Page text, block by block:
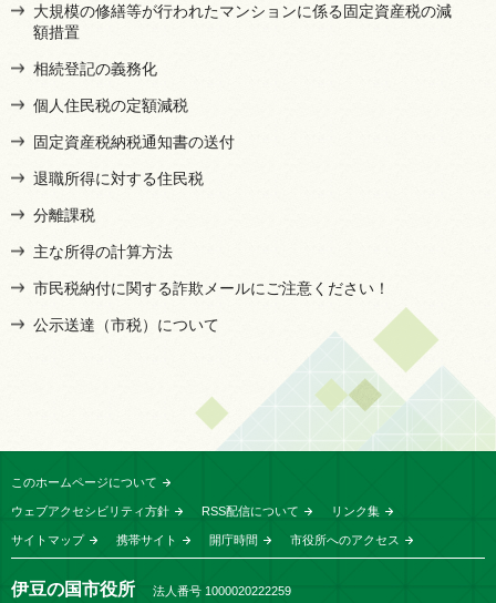
大規模の修繕等が行われたマンションに係る固定資産税の減
額措置
相続登記の義務化
個人住民税の定額減税
固定資産税納税通知書の送付
退職所得に対する住民税
分離課税
主な所得の計算方法
市民税納付に関する詐欺メールにご注意ください！
公示送達（市税）について
このホームページについて
ウェブアクセシビリティ方針 RSS配信について リンク集
サイトマップ 携帯サイト 開庁時間 市役所へのアクセス
伊豆の国市役所 法人番号 1000020222259